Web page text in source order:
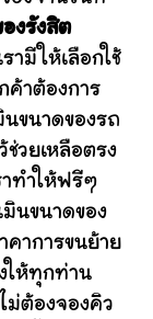
งรังสิต
ามีให้เลือกใช้
ค้าต้องการ
ขนาดของรถ
ช่วยเหลือตรง
ทำให้ฟรีๆ
มินขนาดของ
คาการขนย้าย
ให้ทุกท่าน
ม่ต้องจองคิว